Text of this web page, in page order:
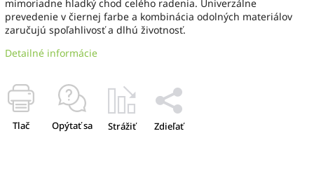
mimoriadne hladký chod celého radenia. Univerzálne
prevedenie v čiernej farbe a kombinácia odolných materiálov
zaručujú spoľahlivosť a dlhú životnosť.
Detailné informácie
Tlač Opýtať sa Strážiť Zdieľať